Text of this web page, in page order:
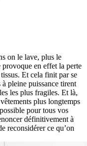
on le lave, plus le
en effet la perte
Et cela finit par se
pleine puissance tirent
les plus fragiles. Et là,
plus longtemps
pour tous vos
définitivement à
reconsidérer ce qu’on